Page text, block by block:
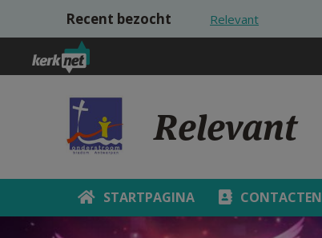
Overslaan en naar de inhoud gaan
Recent bezocht Relevant
Relevant
STARTPAGINA CONTACTEN